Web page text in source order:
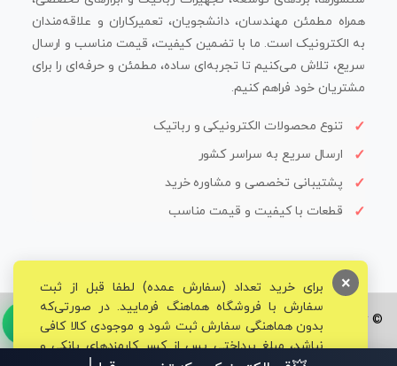
همراه مطمئن مهندسان، دانشجویان، تعمیرکاران و علاقه‌مندان
به الکترونیک است. ما با تضمین کیفیت، قیمت مناسب و ارسال
سریع، تلاش می‌کنیم تا تجربه‌ای ساده، مطمئن و حرفه‌ای را برای
مشتریان خود فراهم کنیم.
تنوع محصولات الکترونیکی و رباتیک
ارسال سریع به سراسر کشور
پشتیبانی تخصصی و مشاوره خرید
قطعات با کیفیت و قیمت مناسب
© تمامی حقوق برای فروشگاه تخصصی قم الکترونیک محفوظ می‌باشد.
برای خرید تعداد (سفارش عمده) لطفا قبل از ثبت
سفارش با فروشگاه هماهنگ فرمایید. در صورتی‌که
بدون هماهنگی سفارش ثبت شود و موجودی کالا کافی
نباشد، مبلغ پرداختی پس از کسر کارمزدهای بانکی و
×